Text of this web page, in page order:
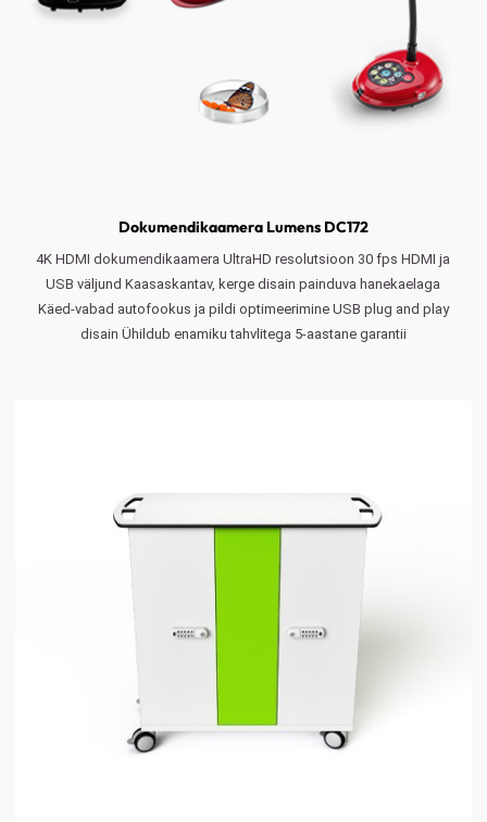
Dokumendikaamera Lumens DC172
4K HDMI dokumendikaamera UltraHD resolutsioon 30 fps HDMI ja
USB väljund Kaasaskantav, kerge disain painduva hanekaelaga
Käed-vabad autofookus ja pildi optimeerimine USB plug and play
disain Ühildub enamiku tahvlitega 5-aastane garantii